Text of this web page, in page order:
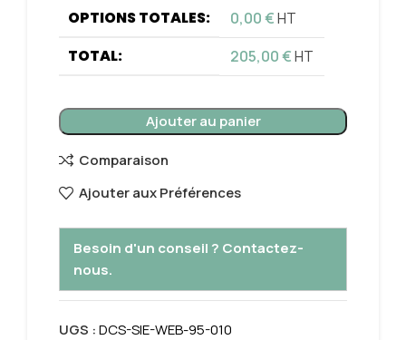
OPTIONS TOTALES: 0,00€HT
TOTAL: 205,00€HT
Ajouter au panier
Comparaison
Ajouter aux Préférences
Besoin d'un conseil ? Contactez-
nous.
UGS :DCS-SIE-WEB-95-010